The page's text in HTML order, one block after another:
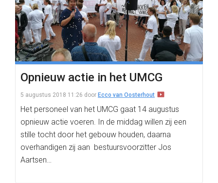
Opnieuw actie in het UMCG
5 augustus 2018 11:26 door Ecco van Oosterhout
Het personeel van het UMCG gaat 14 augustus
opnieuw actie voeren. In de middag willen zij een
stille tocht door het gebouw houden, daarna
overhandigen zij aan bestuursvoorzitter Jos
Aartsen…